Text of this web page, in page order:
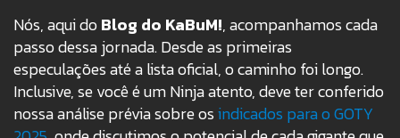
Nós, aqui doBlog do KaBuM!, acompanhamos cada
passo dessa jornada. Desde as primeiras
especulações até a lista oficial, o caminho foi longo.
Inclusive, se você é um Ninja atento, deve ter conferido
nossa análise prévia sobre osindicados para o GOTY